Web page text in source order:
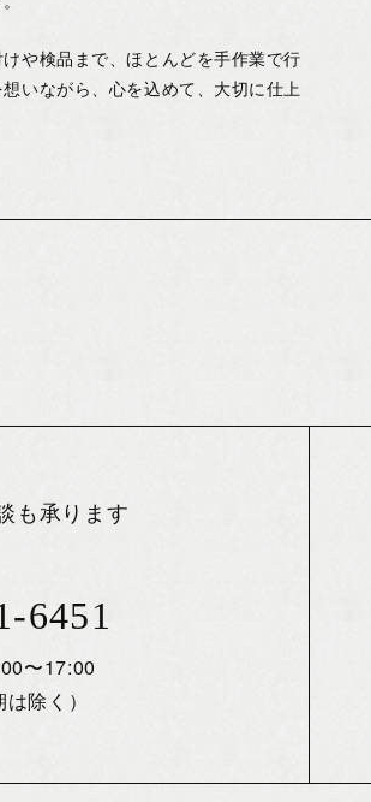
や検品まで、ほとんどを手作業で行
いながら、心を込めて、大切に仕上
も承ります
6451
〜17:00
除く）